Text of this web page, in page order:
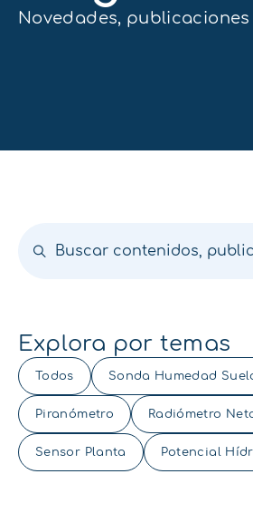
Novedades,
Explora por temas
Todos Sonda Humedad
Piranómetro Radiómetro
Sensor Planta Potencial